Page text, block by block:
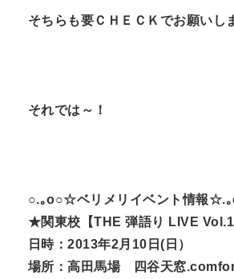
そちらも要ＣＨＥＣＫでお願いし
それでは～！
○.｡o○☆ベリメリイベント情報☆.
★関東校【THE 弾語り LIVE
日時：2013年2月10日(日）
場所：高田馬場 四谷天窓